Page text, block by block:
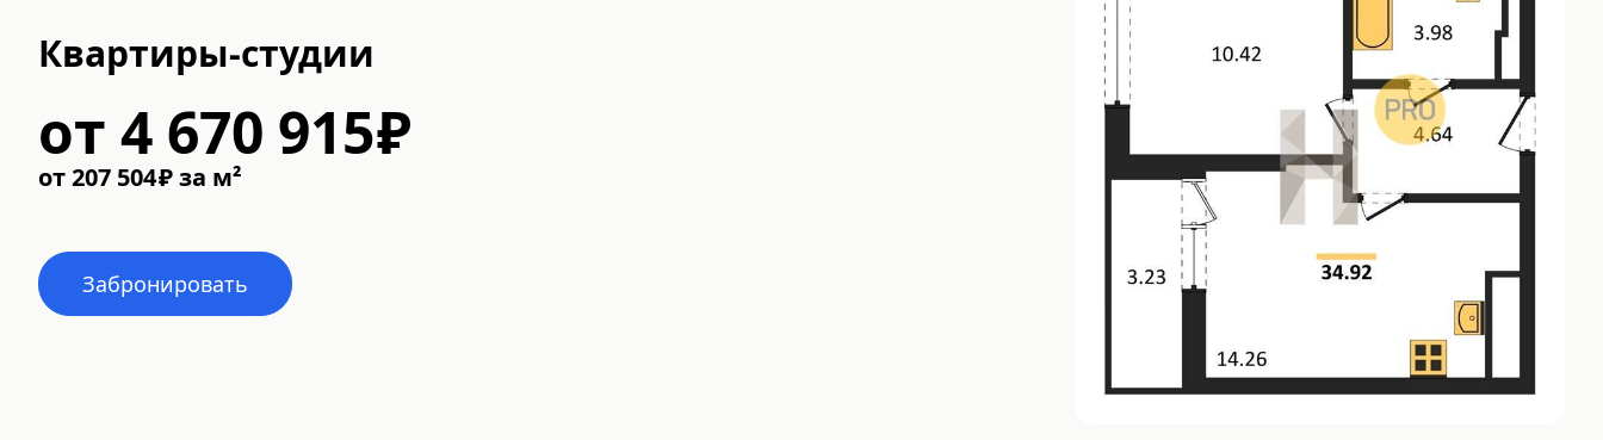
Квартиры-студии
от 4 670 915₽
от207 504₽за м²
Забронировать